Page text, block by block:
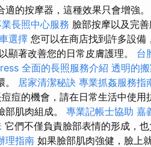
的按摩器，這種效果只會增強。
長照中心服務 臉部按摩以及完
選擇 您可以在商店找到許多設備
顯著改善您的日常皮膚護理。 台
全面的長照服務介紹 透明的
。 居家清潔秘訣 專業抓姦服務指
痘的機會，請在日常生活中使用
肌肉組成。 專業記帳士協助 嘉
它們不僅負責臉部表情的形成，
理指南 如果臉部肌肉強健，臉上